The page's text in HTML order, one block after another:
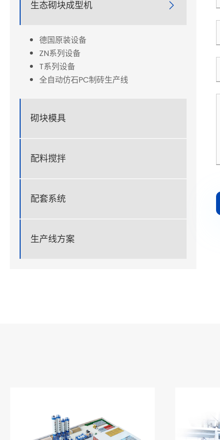
生态砌块成型机 
德国原装设备
ZN系列设备
T系列设备
全自动仿石PC制砖生产线
砌块模具
配料搅拌
配套系统
生产线方案